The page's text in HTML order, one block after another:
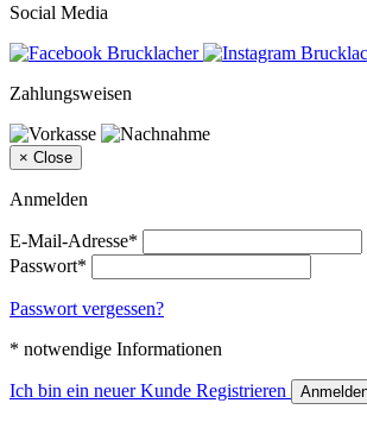
Social Media
Zahlungsweisen
× Close
Anmelden
E-Mail-Adresse*
Passwort*
Passwort vergessen?
* notwendige Informationen
Ich bin ein neuer Kunde Registrieren